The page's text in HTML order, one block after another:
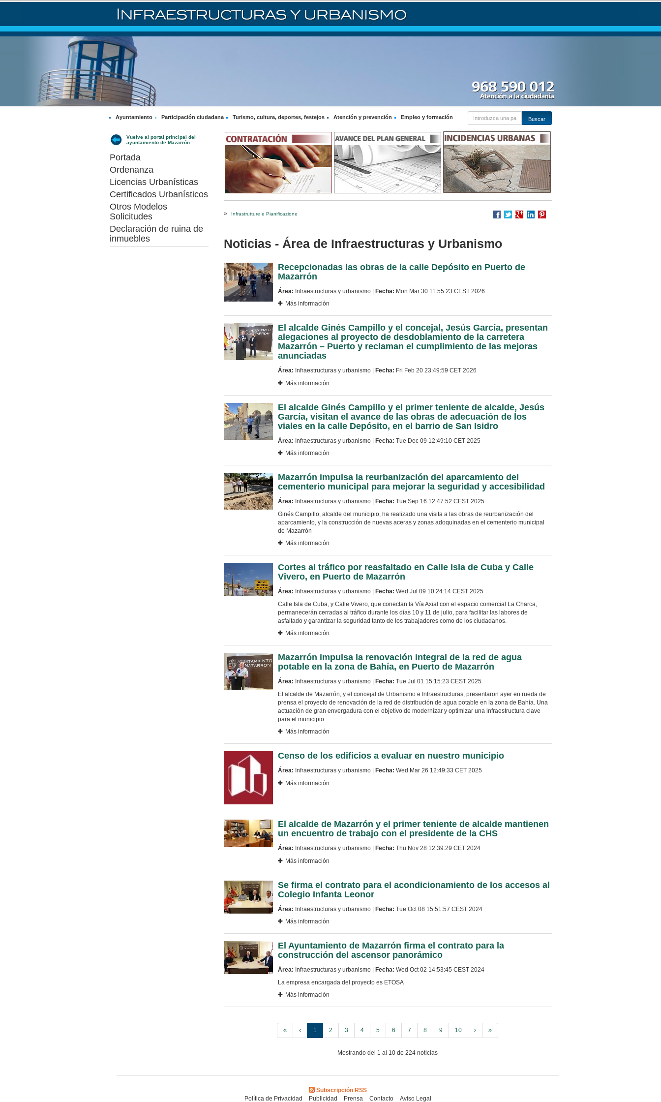
Ayuntamiento Participación ciudadana Turismo, cultura, deportes, festejos Atención y prevención Empleo y formación
Vuelve al portal principal del
ayuntamiento de Mazarrón
Portada
Ordenanza
Licencias Urbanísticas
Certificados Urbanísticos
Otros Modelos
Solicitudes
Declaración de ruina de
inmuebles
» Infrastrutture e Pianificazione
Noticias - Área de Infraestructuras y Urbanismo
Recepcionadas las obras de la calle Depósito en Puerto de
Mazarrón
Área: Infraestructuras y urbanismo | Fecha: Mon Mar 30 11:55:23 CEST 2026
Más información
El alcalde Ginés Campillo y el concejal, Jesús García, presentan
alegaciones al proyecto de desdoblamiento de la carretera
Mazarrón – Puerto y reclaman el cumplimiento de las mejoras
anunciadas
Área: Infraestructuras y urbanismo | Fecha: Fri Feb 20 23:49:59 CET 2026
Más información
El alcalde Ginés Campillo y el primer teniente de alcalde, Jesús
García, visitan el avance de las obras de adecuación de los
viales en la calle Depósito, en el barrio de San Isidro
Área: Infraestructuras y urbanismo | Fecha: Tue Dec 09 12:49:10 CET 2025
Más información
Mazarrón impulsa la reurbanización del aparcamiento del
cementerio municipal para mejorar la seguridad y accesibilidad
Área: Infraestructuras y urbanismo | Fecha: Tue Sep 16 12:47:52 CEST 2025
Ginés Campillo, alcalde del municipio, ha realizado una visita a las obras de reurbanización del
aparcamiento, y la construcción de nuevas aceras y zonas adoquinadas en el cementerio municipal
de Mazarrón
Más información
Cortes al tráfico por reasfaltado en Calle Isla de Cuba y Calle
Vivero, en Puerto de Mazarrón
Área: Infraestructuras y urbanismo | Fecha: Wed Jul 09 10:24:14 CEST 2025
Calle Isla de Cuba, y Calle Vivero, que conectan la Vía Axial con el espacio comercial La Charca,
permanecerán cerradas al tráfico durante los días 10 y 11 de julio, para facilitar las labores de
asfaltado y garantizar la seguridad tanto de los trabajadores como de los ciudadanos.
Más información
Mazarrón impulsa la renovación integral de la red de agua
potable en la zona de Bahía, en Puerto de Mazarrón
Área: Infraestructuras y urbanismo | Fecha: Tue Jul 01 15:15:23 CEST 2025
El alcalde de Mazarrón, y el concejal de Urbanismo e Infraestructuras, presentaron ayer en rueda de
prensa el proyecto de renovación de la red de distribución de agua potable en la zona de Bahía. Una
actuación de gran envergadura con el objetivo de modernizar y optimizar una infraestructura clave
para el municipio.
Más información
Censo de los edificios a evaluar en nuestro municipio
Área: Infraestructuras y urbanismo | Fecha: Wed Mar 26 12:49:33 CET 2025
Más información
El alcalde de Mazarrón y el primer teniente de alcalde mantienen
un encuentro de trabajo con el presidente de la CHS
Área: Infraestructuras y urbanismo | Fecha: Thu Nov 28 12:39:29 CET 2024
Más información
Se firma el contrato para el acondicionamiento de los accesos al
Colegio Infanta Leonor
Área: Infraestructuras y urbanismo | Fecha: Tue Oct 08 15:51:57 CEST 2024
Más información
El Ayuntamiento de Mazarrón firma el contrato para la
construcción del ascensor panorámico
Área: Infraestructuras y urbanismo | Fecha: Wed Oct 02 14:53:45 CEST 2024
La empresa encargada del proyecto es ETOSA
Más información
1 2 3 4 5 6 7 8 9 10
Mostrando del 1 al 10 de 224 noticias
Subscripción RSS
Política de Privacidad
Publicidad Prensa Contacto Aviso Legal